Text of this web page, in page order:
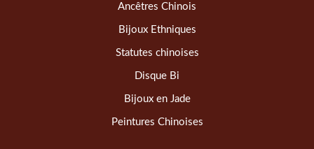
Ancêtres Chinois
Bijoux Ethniques
Statutes chinoises
Disque Bi
Bijoux en Jade
Peintures Chinoises